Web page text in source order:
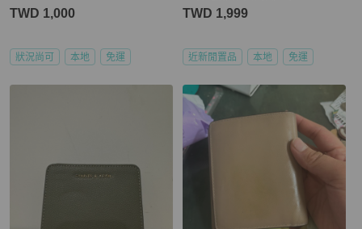
TWD 1,000
狀況尚可 本地 免運
TWD 1,999
近新閒置品 本地 免運